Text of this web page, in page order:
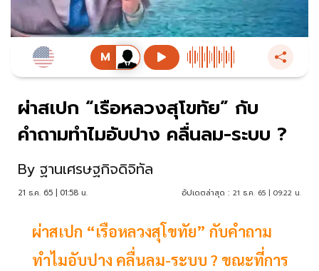
ผ่าสเปก “เรือหลวงสุโขทัย” กับ
คำถามทำไมอับปาง คลื่นลม-ระบบ ?
By ฐานเศรษฐกิจดิจิทัล
21 ธ.ค. 65 | 01:58 น. อัปเดตล่าสุด : 21 ธ.ค. 65 | 09:22 น.
ผ่าสเปก “เรือหลวงสุโขทัย” กับคำถาม
ทำไมอับปาง คลื่นลม-ระบบ ? ขณะที่การ